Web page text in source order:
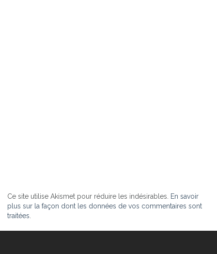
Ce site utilise Akismet pour réduire les indésirables. En savoir
plus sur la façon dont les données de vos commentaires sont
traitées